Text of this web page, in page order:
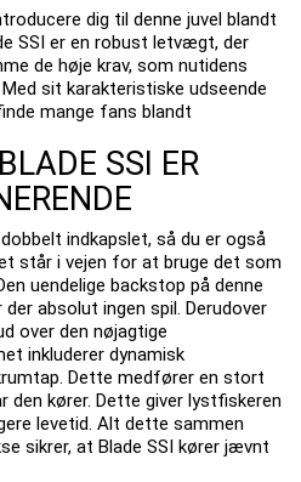
dig til denne juvel blandt
SSI er en robust letvægt, der
de høje krav, som nutidens
sit karakteristiske udseende
mange fans blandt
SSI ER
indkapslet, så du er også
står i vejen for at bruge det som
uendelige backstop på denne
absolut ingen spil. Derudover
over den nøjagtige
inkluderer dynamisk
Dette medfører en stort
kører. Dette giver lystfiskeren
levetid. Alt dette sammen
sikrer, at Blade SSI kører jævnt